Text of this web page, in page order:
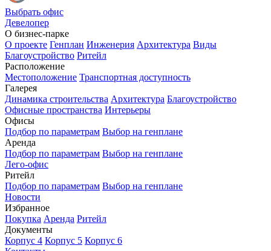
Выбрать офис
Девелопер
О бизнес-парке
О проекте Генплан Инженерия Архитектура Виды
Благоустройство Ритейл
Расположение
Местоположение Транспортная доступность
Галерея
Динамика строительства Архитектура Благоустройство
Офисные пространства Интерьеры
Офисы
Подбор по параметрам Выбор на генплане
Аренда
Подбор по параметрам Выбор на генплане
Лего-офис
Ритейл
Подбор по параметрам Выбор на генплане
Новости
Избранное
Покупка Аренда Ритейл
Документы
Корпус 4 Корпус 5 Корпус 6